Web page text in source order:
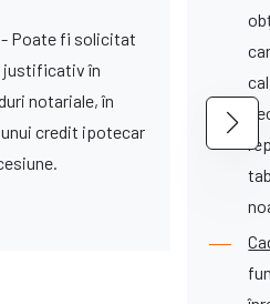
- Poate fi solicitat
justificativ în
notariale, în
credit ipotecar